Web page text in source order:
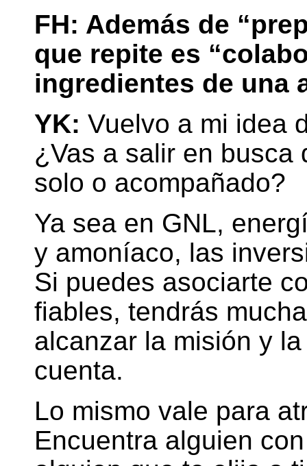
FH: Además de
que repite es
ingredientes de una
YK: Vuelvo a mi idea
¿Vas a salir en busca
solo o acompañado?
Ya sea en GNL,
y amoníaco, las
Si puedes asociarte
fiables, tendrás
alcanzar la misión y
cuenta.
Lo mismo vale para
Encuentra alguien